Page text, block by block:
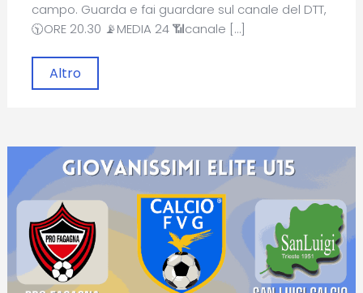
campo. Guarda e fai guardare sul canale del DTT,
🕥ORE 20.30 📡MEDIA 24 📶canale […]
Altro